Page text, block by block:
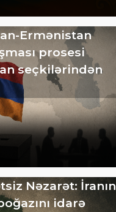
Ermənistan
prosesi
seçkilərindən
Nəzarət: İranın
idarə